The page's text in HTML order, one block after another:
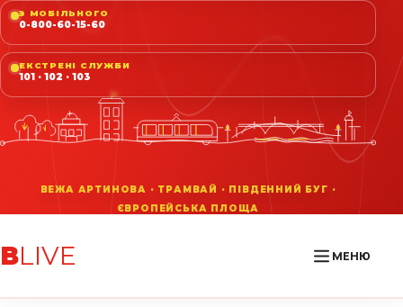
З МОБІЛЬНОГО
0-800-60-15-60
ЕКСТРЕНІ СЛУЖБИ
101 · 102 · 103
ВLIVE МЕНЮ